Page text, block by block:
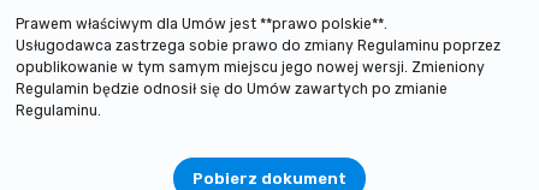
Prawem właściwym dla Umów jest **prawo polskie**.
Usługodawca zastrzega sobie prawo do zmiany Regulaminu poprzez
opublikowanie w tym samym miejscu jego nowej wersji. Zmieniony
Regulamin będzie odnosił się do Umów zawartych po zmianie
Regulaminu.
Pobierz dokument